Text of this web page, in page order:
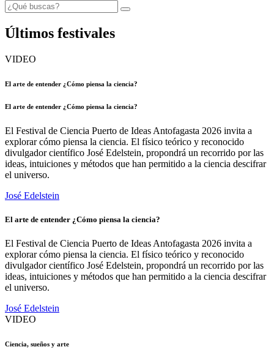
Últimos festivales
VIDEO
El arte de entender ¿Cómo piensa la ciencia?
El arte de entender ¿Cómo piensa la ciencia?
El Festival de Ciencia Puerto de Ideas Antofagasta 2026 invita a
explorar cómo piensa la ciencia. El físico teórico y reconocido
divulgador científico José Edelstein, propondrá un recorrido por las
ideas, intuiciones y métodos que han permitido a la ciencia descifrar
el universo.
José Edelstein
El arte de entender ¿Cómo piensa la ciencia?
El Festival de Ciencia Puerto de Ideas Antofagasta 2026 invita a
explorar cómo piensa la ciencia. El físico teórico y reconocido
divulgador científico José Edelstein, propondrá un recorrido por las
ideas, intuiciones y métodos que han permitido a la ciencia descifrar
el universo.
José Edelstein
VIDEO
Ciencia, sueños y arte